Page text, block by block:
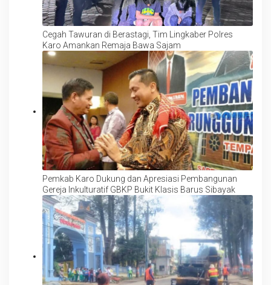
Cegah Tawuran di Berastagi, Tim Lingkaber Polres
Karo Amankan Remaja Bawa Sajam
Pemkab Karo Dukung dan Apresiasi Pembangunan
Gereja Inkulturatif GBKP Bukit Klasis Barus Sibayak